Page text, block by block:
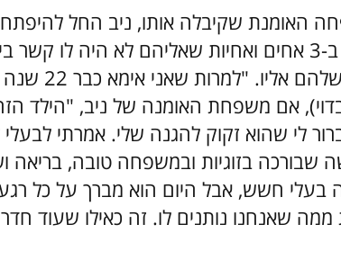
האומנת שקיבלה אותו, ניב החל
להשתובב ולהתגלגל מצחוק, מוקף ב-3 אחים ואחיות שאליהם לא היה לו
מבלי שניתן היה להתכחש
בדוי), אם משפחת האומנה של ניב, "הילד
לי שהוא זקוק להגנה שלי. אמרתי לבעלי
שבורכה בזוגיות ובמשפחה טובה, בריאה
בעלי חשש, אבל היום הוא מברך על כל
ממה שאנחנו נותנים לו. זה כאילו שעוד